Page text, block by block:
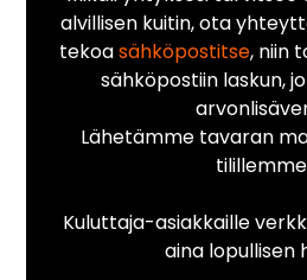
alvillisen kuitin, ota
tekoasähköpostitse, niin
sähköpostiin laskun,
Lähetämme tavaran
Kuluttaja-asiakkaille
aina lopullisen